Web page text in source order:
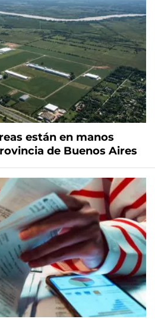
están en manos
de Buenos Aires